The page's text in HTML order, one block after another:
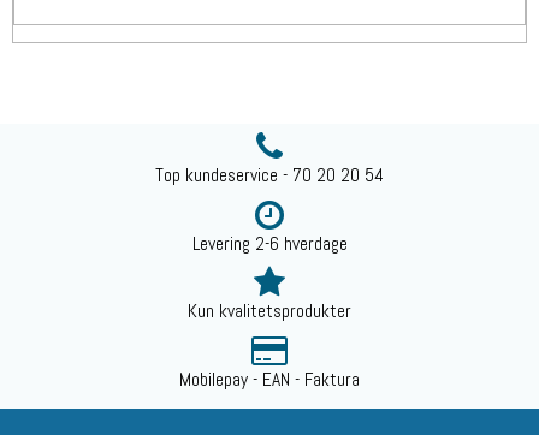
Top kundeservice - 70 20 20 54
Levering 2-6 hverdage
Kun kvalitetsprodukter
Mobilepay - EAN - Faktura